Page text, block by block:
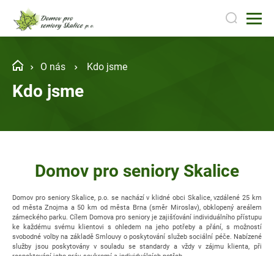
O nás Kdo jsme
Kdo jsme
Domov pro seniory Skalice
Domov pro seniory Skalice, p.o. se nachází v klidné obci Skalice, vzdálené 25 km
od města Znojma a 50 km od města Brna (směr Miroslav), obklopený areálem
zámeckého parku. Cílem Domova pro seniory je zajišťování individuálního přístupu
ke každému svému klientovi s ohledem na jeho potřeby a přání, s možností
svobodné volby na základě Smlouvy o poskytování služeb sociální péče. Nabízené
služby jsou poskytovány v souladu se standardy a vždy v zájmu klienta, při